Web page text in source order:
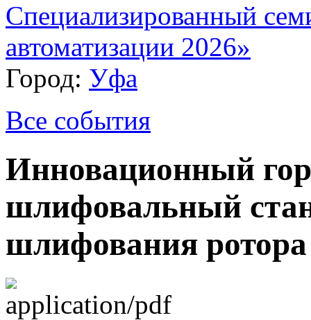
Специализированный
автоматизации 2026»
Город: Уфа
Все события
Инновационный
шлифовальный
шлифования ротора